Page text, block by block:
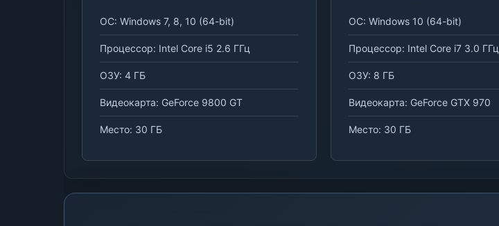
ОС: Windows 7, 8, 10 (64-bit)
Процессор: Intel Core i5 2.6 ГГц
ОЗУ: 4 ГБ
Видеокарта: GeForce 9800 GT
Место: 30 ГБ
ОС: Windows 10 (64-bit)
Процессор: Intel Core i7 3.0 ГГц
ОЗУ: 8 ГБ
Видеокарта: GeForce GTX 970
Место: 30 ГБ